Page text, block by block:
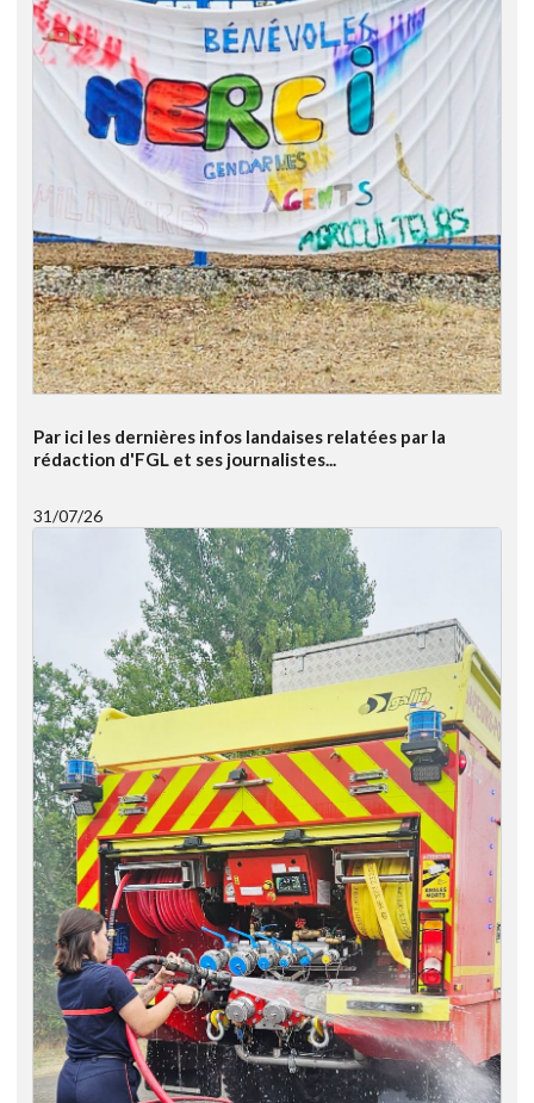
Par ici les dernières infos landaises relatées par la
rédaction d'FGL et ses journalistes...
31/07/26